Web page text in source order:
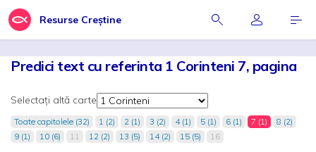
Resurse Creștine
Predici text cu referinta 1 Corinteni 7, pagina
Selectați altă carte
Toate capitolele (32) 1 (2) 2 (1) 3 (2) 4 (1) 5 (1) 6 (1) 7 (1)
8 (2)
9 (1)
10 (6) 11 12 (2) 13 (5) 14 (2) 15 (5) 16